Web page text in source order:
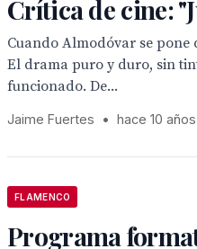
Crítica de cine:
Cuando Almodóvar se pone
El drama puro y duro, sin
funcionado. De...
Jaime Fuertes • hace 10 años
FLAMENCO
Programa